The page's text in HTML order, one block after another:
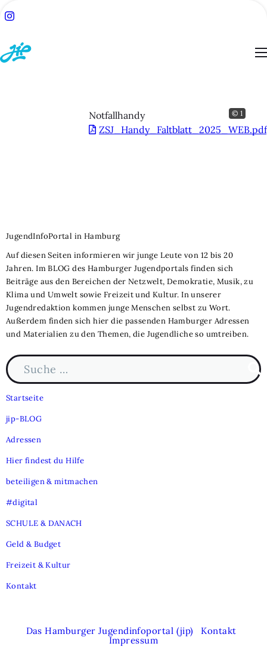
DU HILFE
& MITMACHEN
& DANACH
BUDGET
& KULTUR
© 1
Notfallhandy
ZSJ_Handy_Faltblatt_2025_WEB.pdf
JugendInfoPortal in Hamburg
Auf diesen Seiten informieren wir junge Leute von 12 bis 20
Jahren. Im BLOG des Hamburger Jugendportals finden sich
Beiträge aus den Bereichen der Netzwelt, Demokratie, Musik, zu
Klima und Umwelt sowie Freizeit und Kultur. In unserer
Jugendredaktion kommen junge Menschen selbst zu Wort.
Außerdem finden sich hier die passenden Hamburger Adressen
und Materialien zu den Themen, die Jugendliche so umtreiben.
Suche nach:
Startseite
jip-BLOG
Adressen
Hier findest du Hilfe
beteiligen & mitmachen
#digital
SCHULE & DANACH
Geld & Budget
Freizeit & Kultur
Kontakt
Das Hamburger Jugendinfoportal (jip)
Kontakt
Impressum